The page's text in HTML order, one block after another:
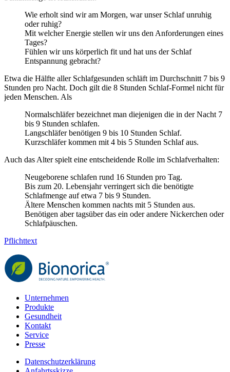
Wie erholt sind wir am Morgen, war unser Schlaf unruhig
oder ruhig?
Mit welcher Energie stellen wir uns den Anforderungen eines
Tages?
Fühlen wir uns körperlich fit und hat uns der Schlaf
Entspannung gebracht?
Etwa die Hälfte aller Schlafgesunden schläft im Durchschnitt 7 bis 9
Stunden pro Nacht. Doch gilt die 8 Stunden Schlaf-Formel nicht für
jeden Menschen. Als
Normalschläfer bezeichnet man diejenigen die in der Nacht 7
bis 9 Stunden schlafen.
Langschläfer benötigen 9 bis 10 Stunden Schlaf.
Kurzschläfer kommen mit 4 bis 5 Stunden Schlaf aus.
Auch das Alter spielt eine entscheidende Rolle im Schlafverhalten:
Neugeborene schlafen rund 16 Stunden pro Tag.
Bis zum 20. Lebensjahr verringert sich die benötigte
Schlafmenge auf etwa 7 bis 9 Stunden.
Ältere Menschen kommen nachts mit 5 Stunden aus.
Benötigen aber tagsüber das ein oder andere Nickerchen oder
Schlafpäuschen.
Pflichttext
Unternehmen
Produkte
Gesundheit
Kontakt
Service
Presse
Datenschutzerklärung